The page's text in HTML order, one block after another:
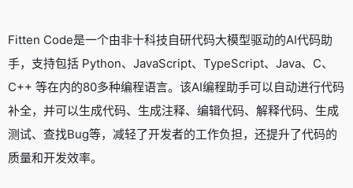
Fitten Code是一个由非十科技自研代码大模型驱动的AI代码助
手，支持包括 Python、JavaScript、TypeScript、Java、C、
C++ 等在内的80多种编程语言。该AI编程助手可以自动进行代码
补全，并可以生成代码、生成注释、编辑代码、解释代码、生成
测试、查找Bug等，减轻了开发者的工作负担，还提升了代码的
质量和开发效率。